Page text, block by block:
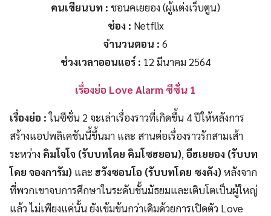
คนเขียนบท : ชอนคเยยอง (ผู้แต่งเว็บตูน)
ช่อง : Netflix
จำนวนตอน : 6
ช่วงเวลาออนแอร์ : 12 มีนาคม 2564
เรื่องย่อ Love Alarm ซีซั่น 1
เรื่องย่อ :ในซีซั่น 2 จะเล่าเรื่องราวที่เกิดขึ้น 4 ปีให้หลังการ
สร้างแอปพลิเคชันนี้ขึ้นมา และ สานต่อเรื่องราวรักสามเส้า
ระหว่าง คิมโจโจ (รับบทโดย คิมโซฮยอน), อีฮเยยอง (รับบท
โดย จองการัม) และ ฮวังซอนโอ (รับบทโดย ซงคัง)หลังจาก
ที่พวกเขาจบการศึกษาในระดับชั้นมัธยมและเติบโตเป็นผู้ใหญ่
แล้ว ไม่เพียงแค่นั้น ยังเข้มข้นกว่าเดิมด้วยการเปิดตัว Love